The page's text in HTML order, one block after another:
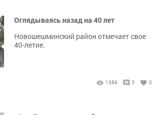
Оглядываясь назад на 40 лет
Новошешминский район отмечает свое
40-летие.
1389 0 0